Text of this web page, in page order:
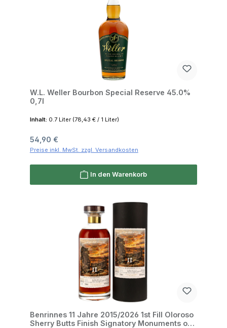
W.L. Weller Bourbon Special Reserve 45.0%
0,7l
Inhalt: 0.7 Liter (78,43 € / 1 Liter)
Regulärer Preis:
54,90 €
Preise inkl. MwSt. zzgl. Versandkosten
In den Warenkorb
Benrinnes 11 Jahre 2015/2026 1st Fill Oloroso
Sherry Butts Finish Signatory Monuments of